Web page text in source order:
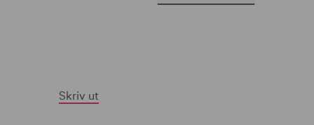
Skriv ut